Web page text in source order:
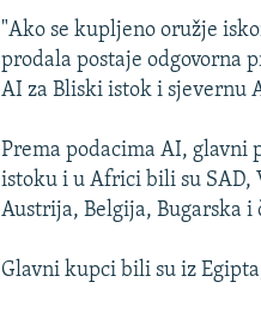
"Ako se kupljeno oružje
prodala postaje odgovorna
AI za Bliski istok i sjevernu
Prema podacima AI, glavni
istoku i u Africi bili su SAD,
Austrija, Belgija, Bugarska i
Glavni kupci bili su iz